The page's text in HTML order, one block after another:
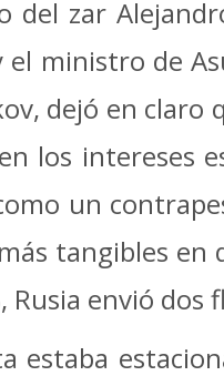
del zar
el ministro de
dejó en claro
los intereses
un
tangibles en
Rusia envió
estaba